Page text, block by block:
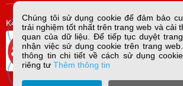
K42/H2/14 Tiểu La, P. Hòa Cường Bắc, Q. Hải
Chúng tôi sử dụng cookie để đảm bảo
trải nghiệm tốt nhất trên trang web và cải
quan của dữ liệu. Để tiếp tục duyệt
nhận việc sử dụng cookie trên trang
thông tin chi tiết về cách sử dụng
riêng tưThêm thông tin